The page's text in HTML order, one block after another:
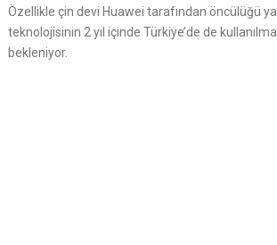
Özellikle çin devi Huawei tarafından öncülüğü
teknolojisinin 2 yıl içinde Türkiye’de de
bekleniyor.